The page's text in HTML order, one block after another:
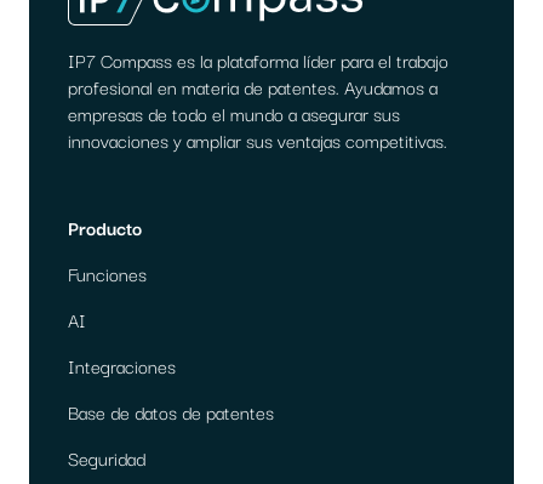
IP7 Compass es la plataforma líder para el trabajo
profesional en materia de patentes. Ayudamos a
empresas de todo el mundo a asegurar sus
innovaciones y ampliar sus ventajas competitivas.
Producto
Funciones
AI
Integraciones
Base de datos de patentes
Seguridad